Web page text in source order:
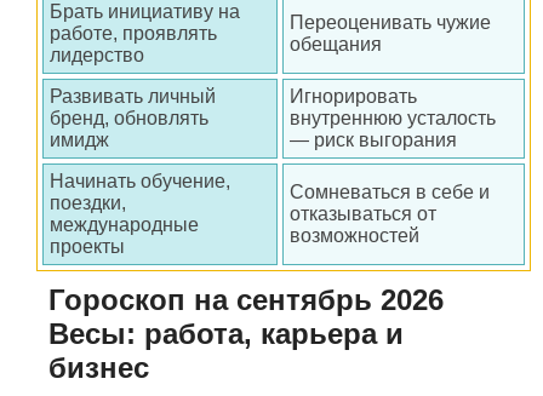
Брать инициативу на
работе, проявлять
лидерство
Переоценивать чужие
обещания
Развивать личный
бренд, обновлять
имидж
Игнорировать
внутреннюю усталость
— риск выгорания
Начинать обучение,
поездки,
международные
проекты
Сомневаться в себе и
отказываться от
возможностей
Гороскоп на сентябрь 2026
Весы: работа, карьера и
бизнес